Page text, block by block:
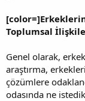
Toplumsal
Genel olarak,
araştırma,
çözümlere
odasında ne